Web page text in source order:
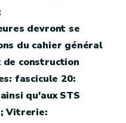
devront se
du cahier général
de construction
fascicule 20:
qu'aux STS
Vitrerie: